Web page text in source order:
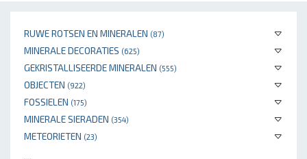
RUWE ROTSEN EN MINERALEN (87)
MINERALE DECORATIES (625)
GEKRISTALLISEERDE MINERALEN (555)
OBJECTEN (922)
FOSSIELEN (175)
MINERALE SIERADEN (354)
METEORIETEN (23)